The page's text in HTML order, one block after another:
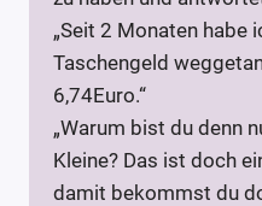
„Seit 2 Monaten habe
Taschengeld
6,74Euro.“
„Warum bist du denn
Kleine? Das ist doch
damit bekommst du